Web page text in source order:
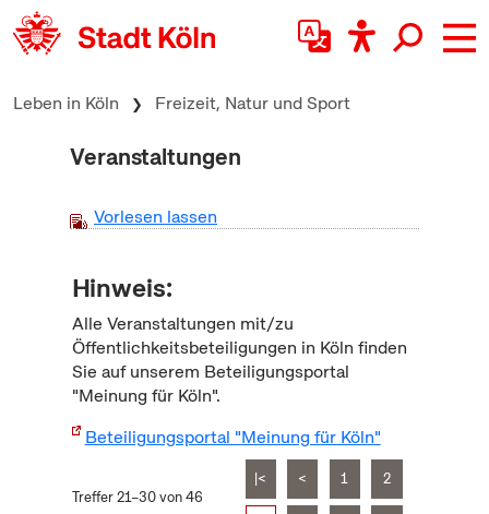
zum Inhalt springen
Leben in Köln Freizeit, Natur und Sport
Veranstaltungen
Vorlesen lassen
Hinweis:
Alle Veranstaltungen mit/zu
Öffentlichkeitsbeteiligungen in Köln finden
Sie auf unserem Beteiligungsportal
"Meinung für Köln".
Beteiligungsportal "Meinung für Köln"
Treffer 21–30 von 46
|< < 1 2